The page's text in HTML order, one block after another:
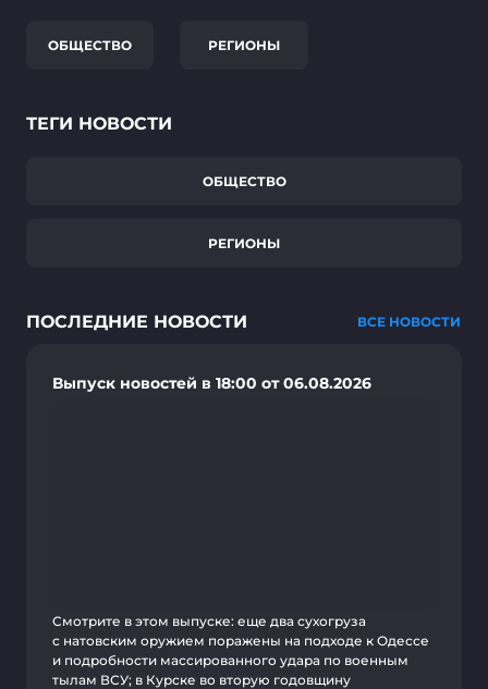
ОБЩЕСТВО РЕГИОНЫ
ТЕГИ НОВОСТИ
ОБЩЕСТВО
РЕГИОНЫ
ПОСЛЕДНИЕ НОВОСТИ ВСЕ НОВОСТИ
Выпуск новостей в 18:00 от 06.08.2026
Смотрите в этом выпуске: еще два сухогруза
с натовским оружием поражены на подходе к Одессе
и подробности массированного удара по военным
тылам ВСУ; в Курске во вторую годовщину